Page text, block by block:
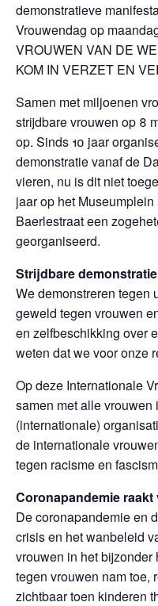
demonstratieve
Vrouwendag op
VROUWEN VAN DE
KOM IN VERZET EN
Samen met miljoenen
strijdbare vrouwen op 8
op. Sinds 10 jaar
demonstratie vanaf de
vieren, nu is dit niet
jaar op het
Baerlestraat een
georganiseerd.
Strijdbare demonstratie
We demonstreren tegen
geweld tegen vrouwen
en zelfbeschikking over
weten dat we voor onze
Op deze Internationale
samen met alle
(internationale)
de internationale
tegen racisme en
Coronapandemie
De coronapandemie en
crisis en het wanbeleid
vrouwen in het bijzonder
tegen vrouwen nam toe,
zichtbaar toen kinderen